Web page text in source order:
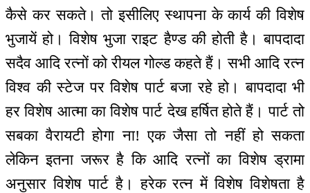
कैसे कर सकते। तो इसीलिए स्थापना के कार्य की विशेष
भुजायें हो। विशेष भुजा राइट हैण्ड की होती है। बापदादा
सदैव आदि रत्नों को रीयल गोल्ड कहते हैं। सभी आदि रत्न
विश्व की स्टेज पर विशेष पार्ट बजा रहे हो। बापदादा भी
हर विशेष आत्मा का विशेष पार्ट देख हर्षित होते हैं। पार्ट तो
सबका वैरायटी होगा ना! एक जैसा तो नहीं हो सकता
लेकिन इतना जरूर है कि आदि रत्नों का विशेष ड्रामा
अनुसार विशेष पार्ट है। हरेक रत्न में विशेष विशेषता है